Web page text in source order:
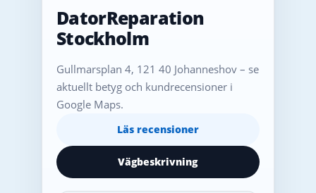
DatorReparation
Stockholm
Gullmarsplan 4, 121 40 Johanneshov – se
aktuellt betyg och kundrecensioner i
Google Maps.
Läs recensioner
Vägbeskrivning